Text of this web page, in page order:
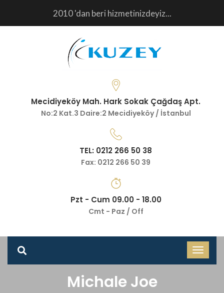
2010 'dan beri hizmetinizdeyiz...
Mecidiyeköy Mah. Hark Sokak Çağdaş Apt.
No:2 Kat.3 Daire:2 Mecidiyeköy / İstanbul
TEL: 0212 266 50 38
Fax: 0212 266 50 39
Pzt - Cum 09.00 - 18.00
Cmt - Paz / Off
Michale Joe